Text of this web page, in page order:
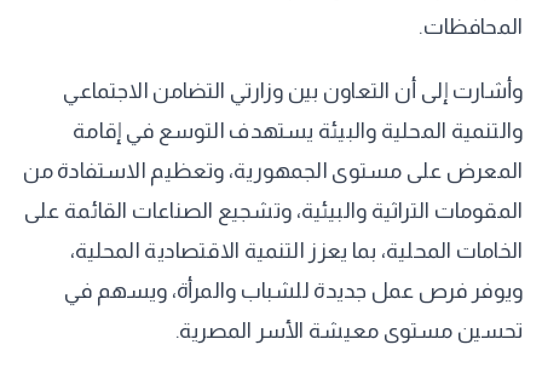
المحافظات.
وأشارت إلى أن التعاون بين وزارتي التضامن الاجتماعي
والتنمية المحلية والبيئة يستهدف التوسع في إقامة
المعرض على مستوى الجمهورية، وتعظيم الاستفادة من
المقومات التراثية والبيئية، وتشجيع الصناعات القائمة على
الخامات المحلية، بما يعزز التنمية الاقتصادية المحلية،
ويوفر فرص عمل جديدة للشباب والمرأة، ويسهم في
تحسين مستوى معيشة الأسر المصرية.